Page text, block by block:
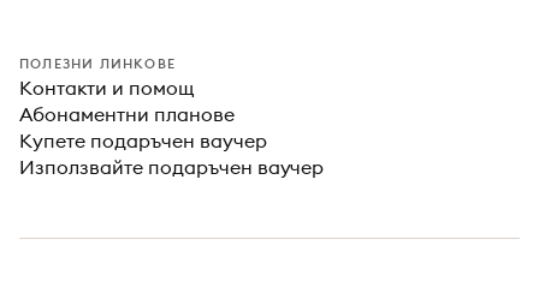
ПОЛЕЗНИ ЛИНКОВЕ
Контакти и помощ
Абонаментни планове
Купете подаръчен ваучер
Използвайте подаръчен ваучер